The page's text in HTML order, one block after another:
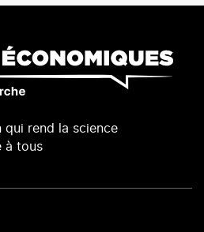
qui rend la science
à tous